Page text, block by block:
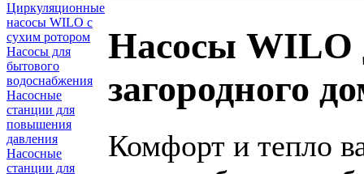
Циркуляционные
насосы WILO с
сухим ротором
Насосы для
бытового
водоснабжения
Насосные
станции для
повышения
давления
Насосные
станции для
Насосы WILO
загородного
Комфорт и тепло